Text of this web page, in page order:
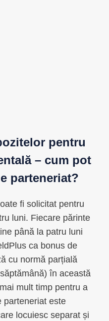
pentru
– cum pot
parteneriat?
fi solicitat pentru
luni. Fiecare părinte
până la patru luni
ca bonus de
cu normă parțială
în această
mult timp pentru a
parteneriat este
locuiesc separat și